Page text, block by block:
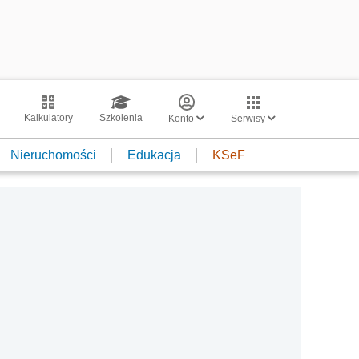
Kalkulatory Szkolenia Konto Serwisy
Nieruchomości Edukacja KSeF